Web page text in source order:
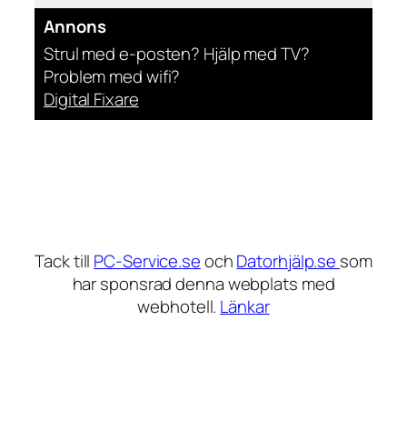
Annons
Strul med e-posten? Hjälp med TV?
Problem med wifi?
Digital Fixare
Tack till PC-Service.seochDatorhjälp.se som
har sponsrad denna webplats med
webhotell. Länkar